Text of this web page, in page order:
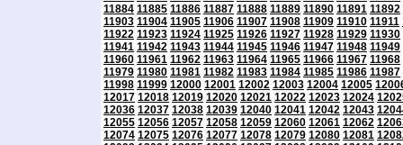
11884 11885 11886 11887 11888 11889 11890 11891 11892
11903 11904 11905 11906 11907 11908 11909 11910 11911
11922 11923 11924 11925 11926 11927 11928 11929 11930
11941 11942 11943 11944 11945 11946 11947 11948 11949
11960 11961 11962 11963 11964 11965 11966 11967 11968
11979 11980 11981 11982 11983 11984 11985 11986 11987
11998 11999 12000 12001 12002 12003 12004 12005
12017 12018 12019 12020 12021 12022 12023 12024
12036 12037 12038 12039 12040 12041 12042 12043
12055 12056 12057 12058 12059 12060 12061 12062
12074 12075 12076 12077 12078 12079 12080 12081